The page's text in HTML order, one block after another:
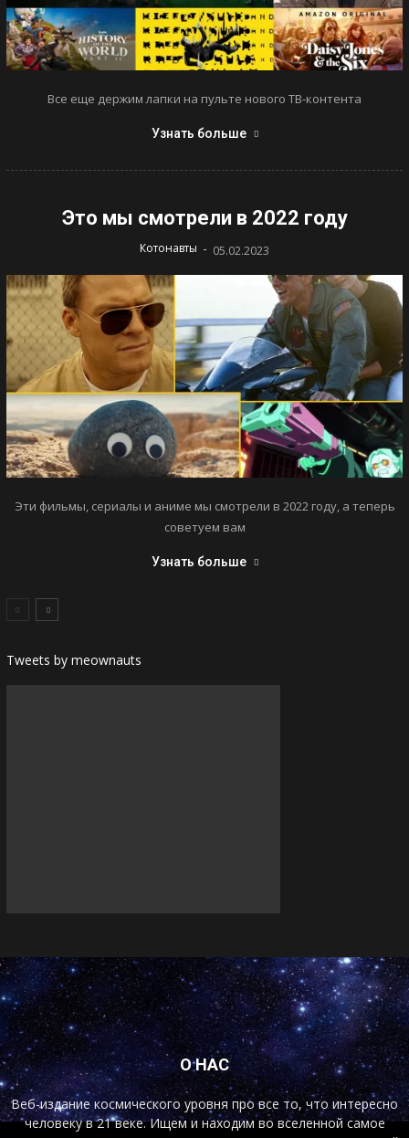
Все еще держим лапки на пульте нового ТВ-контента
Узнать больше
Это мы смотрели в 2022 году
Котонавты - 05.02.2023
Эти фильмы, сериалы и аниме мы смотрели в 2022 году, а теперь
советуем вам
Узнать больше
Tweets by meownauts
О НАС
Веб-издание космического уровня про все то, что интересно
человеку в 21 веке. Ищем и находим во вселенной самое